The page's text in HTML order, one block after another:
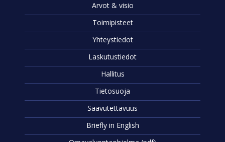
Arvot & visio
Toimipisteet
Yhteystiedot
Laskutustiedot
Hallitus
Tietosuoja
Saavutettavuus
Briefly in English